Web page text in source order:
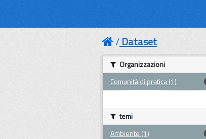
Dataset
Organizzazioni
Comunità di pratica (1)
temi
Ambiente (1)